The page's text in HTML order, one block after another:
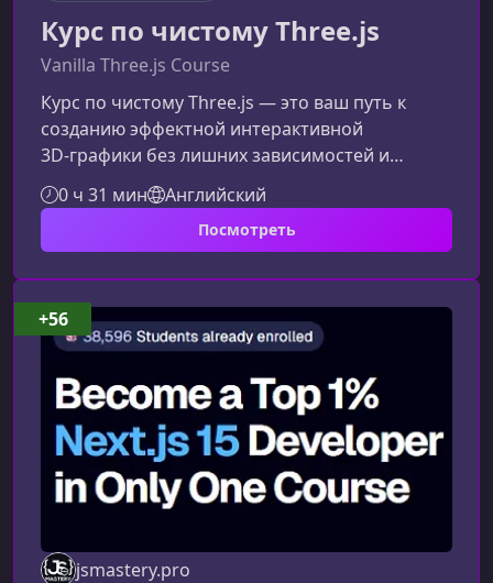
Курс по чистому Three.js
Vanilla Three.js Course
Курс по чистому Three.js — это ваш путь к
созданию эффектной интерактивной
3D‑графики без лишних зависимостей и
фреймворков. Если вы хотите быстро и
уверенно войти в сферу 3D‑веба, этот
практический курс от JSMastery.pro станет
на курсеОбучение основано на реальных
кейсах и направлено на развитие
практических навыков, необходимых
3D‑веб‑разработчикам.Ключевые концепции
Three.js Создани
0 ч 31 мин Английский
Посмотреть
jsmastery.pro
+56